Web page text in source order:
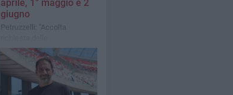
aprile, 1° maggio e 2
giugno
Petruzzelli: "Accolta
organizzazioni di categoria"